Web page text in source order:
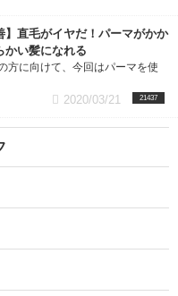
】直毛がイヤだ！パーマがかか
かい髪になれる
方に向けて、今回はパーマを使
21437
2020/03/21